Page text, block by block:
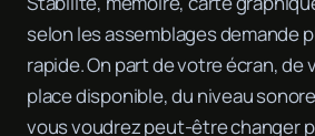
selon les assemblages demande
rapide. On part de votre écran, de
place disponible, du niveau
vous voudrez peut-être changer